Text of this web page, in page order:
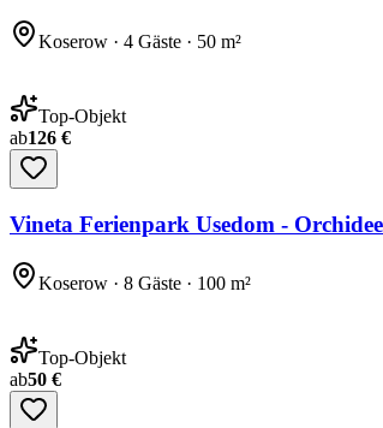
Koserow · 4 Gäste · 50 m²
Top-Objekt
ab126 €
Vineta Ferienpark Usedom -
Koserow · 8 Gäste · 100 m²
Top-Objekt
ab50 €